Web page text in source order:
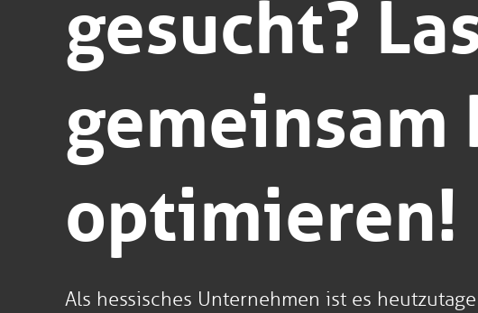
gesucht?
gemeinsam
optimieren!
Als hessisches Unternehmen ist es